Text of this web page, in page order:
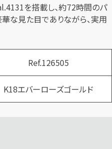
を搭載し、約72時間のパ
な見た目でありながら、実用
Ref.126505
K18エバーローズゴールド